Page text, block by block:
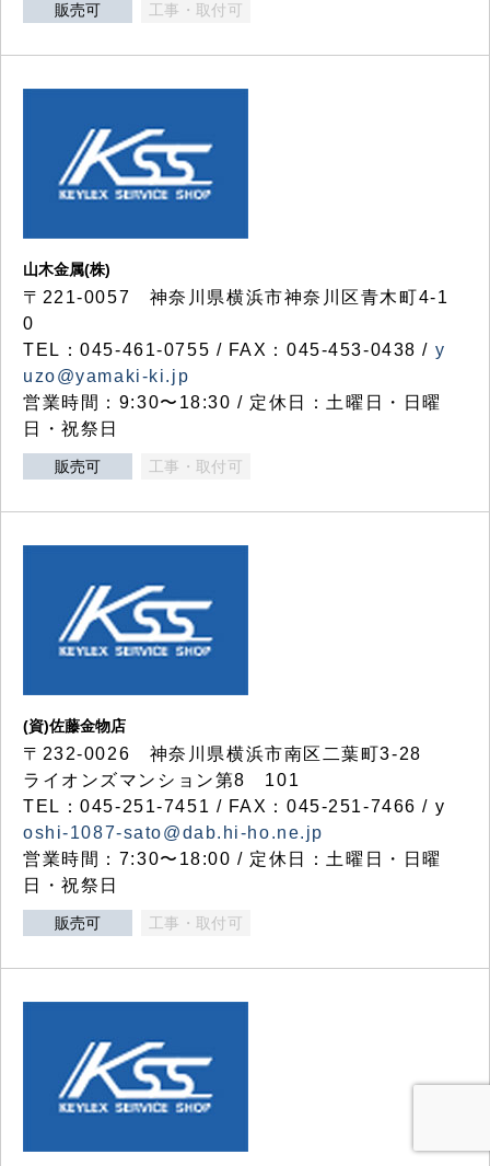
販売可 工事・取付可
山木金属(株)
〒221-0057 神奈川県横浜市神奈川区青木町4-1
0
TEL：045-461-0755 / FAX：045-453-0438 / y
uzo@yamaki-ki.jp
営業時間：9:30〜18:30 / 定休日：土曜日・日曜
日・祝祭日
販売可 工事・取付可
(資)佐藤金物店
〒232-0026 神奈川県横浜市南区二葉町3-28
ライオンズマンション第8 101
TEL：045-251-7451 / FAX：045-251-7466 / y
oshi-1087-sato@dab.hi-ho.ne.jp
営業時間：7:30〜18:00 / 定休日：土曜日・日曜
日・祝祭日
販売可 工事・取付可